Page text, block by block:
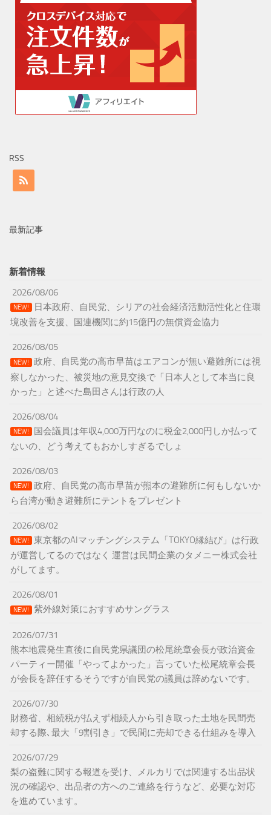
RSS
最新記事
新着情報
2026/08/06
NEW!
日本政府、自民党、シリアの社会経済活動活性化と住環
境改善を支援、国連機関に約15億円の無償資金協力
2026/08/05
NEW!
政府、自民党の高市早苗はエアコンが無い避難所には視
察しなかった、被災地の意見交換で「日本人として本当に良
かった」と述べた島田さんは行政の人
2026/08/04
NEW!
国会議員は年収4,000万円なのに税金2,000円しか払って
ないの、どう考えてもおかしすぎるでしょ
2026/08/03
NEW!
政府、自民党の高市早苗が熊本の避難所に何もしないか
ら台湾が動き避難所にテントをプレゼント
2026/08/02
NEW!
東京都のAIマッチングシステム「TOKYO縁結び」は行政
が運営してるのではなく 運営は民間企業のタメニー株式会社
がしてます。
2026/08/01
NEW! 紫外線対策におすすめサングラス
2026/07/31
熊本地震発生直後に自民党県議団の松尾統章会長が政治資金
パーティー開催「やってよかった」言っていた松尾統章会長
が会長を辞任するそうですが自民党の議員は辞めないです。
2026/07/30
財務省、相続税が払えず相続人から引き取った土地を民間売
却する際､最大「9割引き」で民間に売却できる仕組みを導入
2026/07/29
梨の盗難に関する報道を受け、メルカリでは関連する出品状
況の確認や、出品者の方へのご連絡を行うなど、必要な対応
を進めています。